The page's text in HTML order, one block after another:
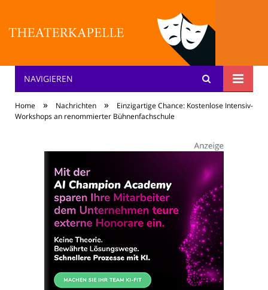
Theater: [KA] :pelle
NAVIGIEREN
Home » Nachrichten »
Einzigartige Chance: Kostenlose Intensiv-
Workshops an renommierter Bühnenfachschule